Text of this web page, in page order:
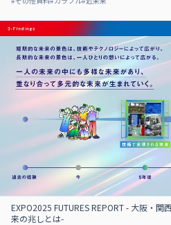
EXPO2025 FUTURES REPORT - 大阪・関
来の兆しとは-